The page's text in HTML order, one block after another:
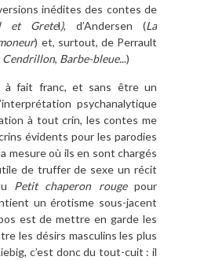
inédites des contes de
et Gretel), d’Andersen (La
) et, surtout, de Perrault
Cendrillon, Barbe-bleue...)
fait franc, et sans être un
psychanalytique
à tout crin, les contes me
évidents pour les parodies
mesure où ils en sont chargés
de truffer de sexe un récit
Petit chaperon rougepour
un érotisme sous-jacent
est de mettre en garde les
les désirs masculins les plus
c’est donc du tout-cuit : il